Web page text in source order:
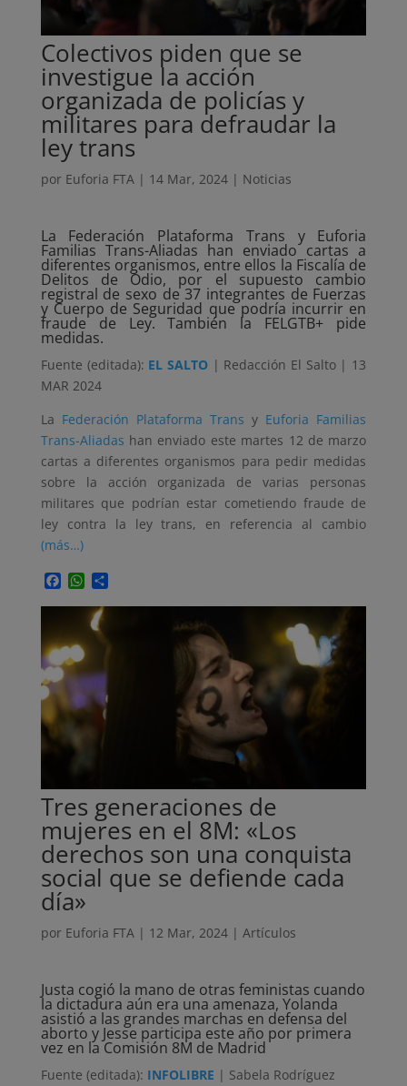
Colectivos piden que se
investigue la acción
organizada de policías y
militares para defraudar la
ley trans
por Euforia FTA| 14 Mar, 2024| Noticias
La Federación Plataforma Trans y Euforia
Familias Trans-Aliadas han enviado cartas a
diferentes organismos, entre ellos la Fiscalía de
Delitos de Odio, por el supuesto cambio
registral de sexo de 37 integrantes de Fuerzas
y Cuerpo de Seguridad que podría incurrir en
fraude de Ley. También la FELGTB+ pide
medidas.
Fuente (editada): EL SALTO| Redacción El Salto | 13
MAR 2024
La Federación Plataforma Trans y Euforia Familias
Trans-Aliadas han enviado este martes 12 de marzo
cartas a diferentes organismos para pedir medidas
sobre la acción organizada de varias personas
militares que podrían estar cometiendo fraude de
ley contra la ley trans, en referencia al cambio
(más…)
Facebook
WhatsApp
Compartir
Tres generaciones de
mujeres en el 8M: «Los
derechos son una conquista
social que se defiende cada
día»
por Euforia FTA| 12 Mar, 2024| Artículos
Justa cogió la mano de otras feministas cuando
la dictadura aún era una amenaza, Yolanda
asistió a las grandes marchas en defensa del
aborto y Jesse participa este año por primera
vez en la Comisión 8M de Madrid
Fuente (editada): INFOLIBRE | Sabela Rodríguez